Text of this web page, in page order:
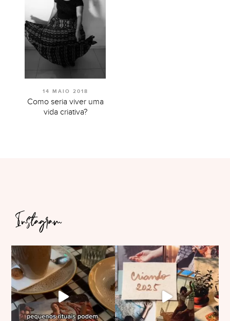
14 MAIO 2018
Como seria viver uma
vida criativa?
Instagram